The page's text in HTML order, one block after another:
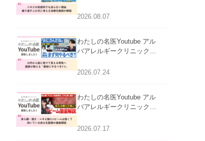
らない理由｜繰り返す人が
2026.08.07
わたしの名医Youtube アル
バアレルギークリニック札
える男性へ｜医師が教える
2026.07.24
わたしの名医Youtube アル
バアレルギークリニック札
跡にVビームは効く？向い
2026.07.17